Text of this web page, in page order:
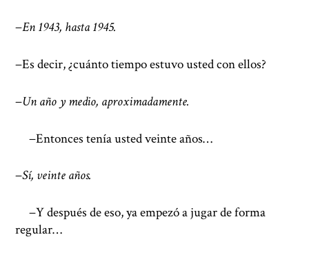
−En 1943, hasta 1945.
−Es decir, ¿cuánto tiempo estuvo usted con ellos?
−Un año y medio, aproximadamente.
−Entonces tenía usted veinte años…
−Sí, veinte años.
−Y después de eso, ya empezó a jugar de forma
regular…